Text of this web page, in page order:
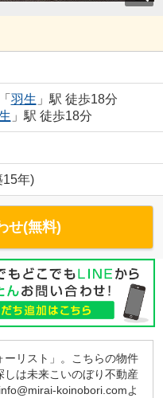
「 羽生 」駅 徒歩18分
」駅 徒歩18分
15年)
せ(無料)
リスト」。こちらの物件
は未来こいのぼり不動産
koinobori.comよ